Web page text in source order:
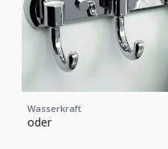
Wasserkraft
oder